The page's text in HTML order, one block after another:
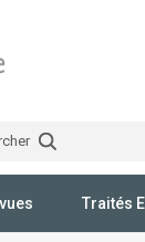
Traités